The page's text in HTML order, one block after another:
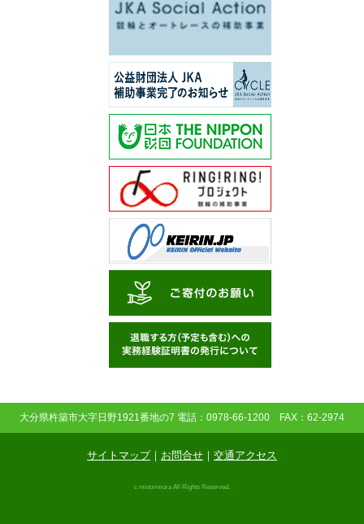
大分県杵築市大字日野1921番地の7 電話：0978-66-1200 FAX：62-2974
サイトマップ｜ お問合せ ｜ 交通アクセス
c minorimura All Rights Reserved.